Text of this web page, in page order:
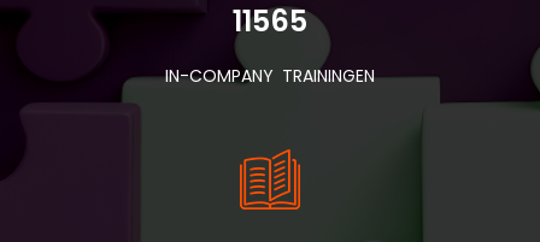
11565
IN-COMPANY TRAININGEN